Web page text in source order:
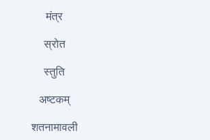
मंत्र
स्रोत
स्तुति
अष्टकम्
शतनामावली